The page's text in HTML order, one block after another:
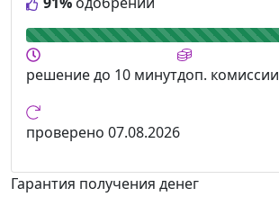
решениедо 10 минутдоп. комиссии
проверено 07.08.2026
Гарантия получения денег